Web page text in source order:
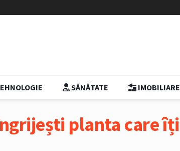
SĂNĂTATE IMOBILIARE
planta care îți